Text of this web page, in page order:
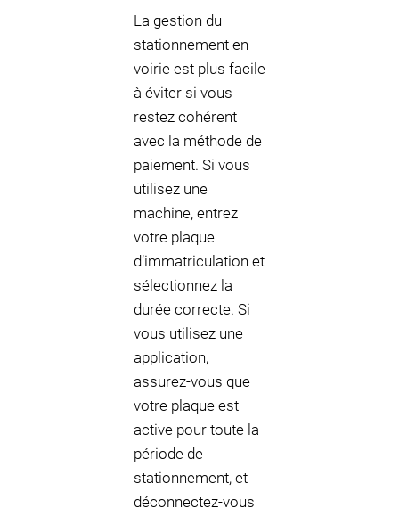
La gestion du
stationnement en
voirie est plus facile
à éviter si vous
restez cohérent
avec la méthode de
paiement. Si vous
utilisez une
machine, entrez
votre plaque
d’immatriculation et
sélectionnez la
durée correcte. Si
vous utilisez une
application,
assurez-vous que
votre plaque est
active pour toute la
période de
stationnement, et
déconnectez-vous